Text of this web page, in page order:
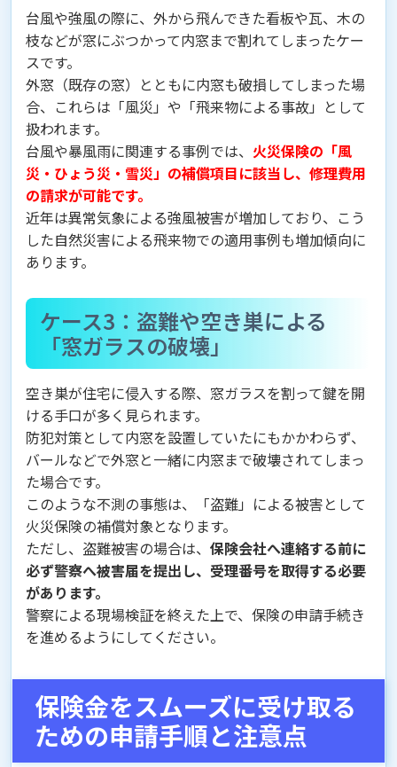
台風や強風の際に、外から飛んできた看板や瓦、木の
枝などが窓にぶつかって内窓まで割れてしまったケー
スです。
外窓（既存の窓）とともに内窓も破損してしまった場
合、これらは「風災」や「飛来物による事故」として
扱われます。
台風や暴風雨に関連する事例では、 火災保険の「風
災・ひょう災・雪災」の補償項目に該当し、修理費用
の請求が可能です。
近年は異常気象による強風被害が増加しており、こう
した自然災害による飛来物での適用事例も増加傾向に
あります。
ケース3：盗難や空き巣による
「窓ガラスの破壊」
空き巣が住宅に侵入する際、窓ガラスを割って鍵を開
ける手口が多く見られます。
防犯対策として内窓を設置していたにもかかわらず、
バールなどで外窓と一緒に内窓まで破壊されてしまっ
た場合です。
このような不測の事態は、「盗難」による被害として
火災保険の補償対象となります。
ただし、盗難被害の場合は、 保険会社へ連絡する前に
必ず警察へ被害届を提出し、受理番号を取得する必要
があります。
警察による現場検証を終えた上で、保険の申請手続き
を進めるようにしてください。
保険金をスムーズに受け取る
ための申請手順と注意点